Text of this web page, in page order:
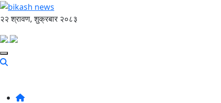
२२ श्रावण, शुक्रबार २०८३